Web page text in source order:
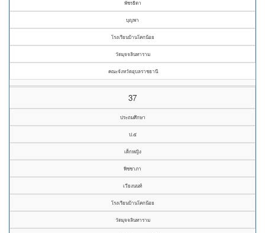
พัชรธิดา
บุญพา
โรงเรียนบ้านโคกน้อย
วัดมุจจลินทาราม
คณะจังหวัดอุบลราชธานี
37
ประถมศึกษา
ป.๕
เด็กหญิง
พิชชาภา
เวียงนนท์
โรงเรียนบ้านโคกน้อย
วัดมุจจลินทาราม